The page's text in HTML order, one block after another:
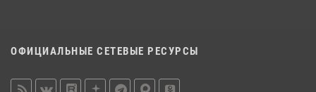
ОФИЦИАЛЬНЫЕ СЕТЕВЫЕ РЕСУРСЫ